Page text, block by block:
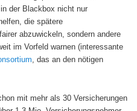
der Blackbox nicht nur
die spätere
abzuwickeln, sondern andere
im Vorfeld warnen (interessante
, das an den nötigen
mit mehr als 30 Versicherungen